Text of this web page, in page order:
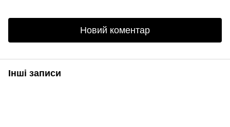
Новий коментар
Інші записи